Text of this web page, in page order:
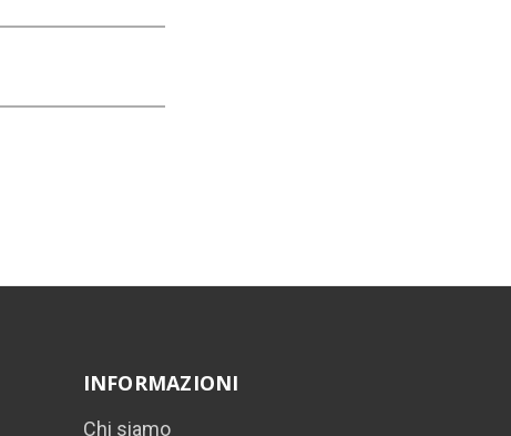
INFORMAZIONI
Chi siamo